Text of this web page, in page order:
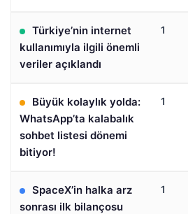
Türkiye’nin internet
kullanımıyla ilgili önemli
veriler açıklandı
1
Büyük kolaylık yolda:
WhatsApp’ta kalabalık
sohbet listesi dönemi
bitiyor!
1
SpaceX’in halka arz
sonrası ilk bilançosu
1